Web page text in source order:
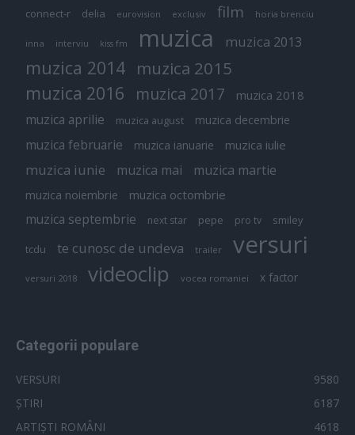
connect-r delia eurovision exclusiv film horia brenciu
inna interviu kiss fm muzica muzica 2013
muzica 2014 muzica 2015
muzica 2016 muzica 2017 muzica 2018
muzica aprilie muzica august muzica decembrie
muzica februarie muzica ianuarie muzica iulie
muzica iunie muzica mai muzica martie
muzica noiembrie muzica octombrie
muzica septembrie next star pepe pro tv smiley
tcdu te cunosc de undeva trailer versuri
versuri 2018 videoclip vocea romaniei x factor
Categorii populare
VERSURI
9580
ȘTIRI
6187
ARTIȘTI ROMÂNI
4618